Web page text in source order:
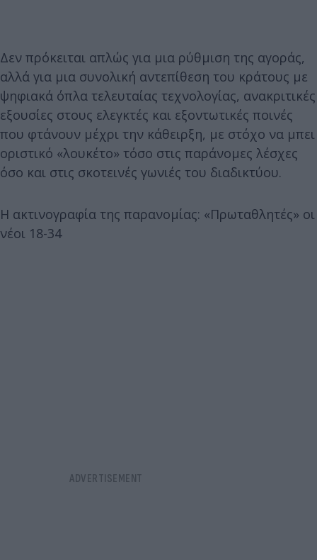
Δεν πρόκειται απλώς για μια ρύθμιση της αγοράς,
αλλά για μια συνολική αντεπίθεση του κράτους με
ψηφιακά όπλα τελευταίας τεχνολογίας, ανακριτικές
εξουσίες στους ελεγκτές και εξοντωτικές ποινές
που φτάνουν μέχρι την κάθειρξη, με στόχο να μπει
οριστικό «λουκέτο» τόσο στις παράνομες λέσχες
όσο και στις σκοτεινές γωνιές του διαδικτύου.
Η ακτινογραφία της παρανομίας: «Πρωταθλητές» οι
νέοι 18-34